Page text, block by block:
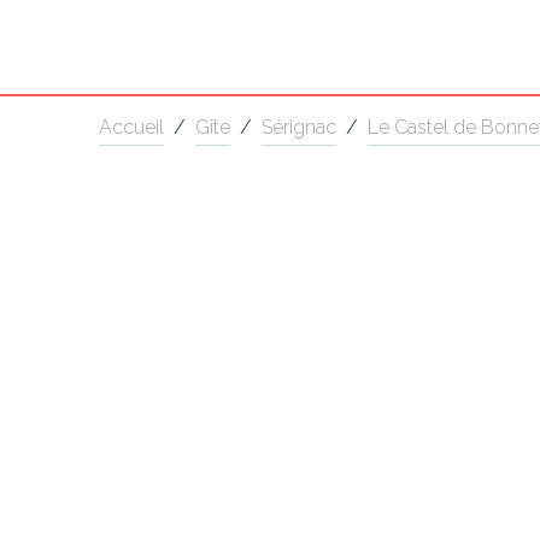
Accueil / Gîte / Sérignac / Le Castel de